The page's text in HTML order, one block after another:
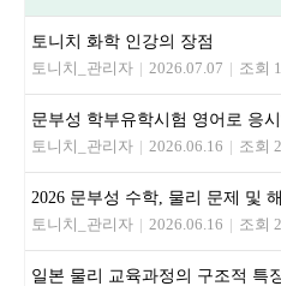
토니치 화학 인강의 장점
토니치_관리자 | 2026.07.07 | 조회
토니치_관리자 | 2026.06.16 | 조회
2026 문부성 수학, 물리 문제 및
토니치_관리자 | 2026.06.16 | 조회
일본 물리 교육과정의 구조적 특